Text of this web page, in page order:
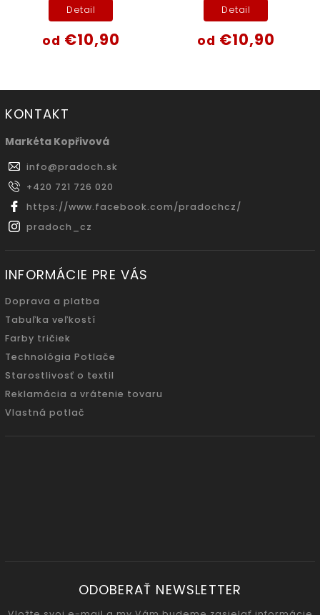
od €10,90
Detail
od €10,90
Detail
KONTAKT
Markéta Kopřivová
info@pradoch.sk
+420 721 726 020
https://www.facebook.com/pradochcz/
pradoch_cz
INFORMÁCIE PRE VÁS
Doprava a platba
Tabuľka veľkostí
Farby tričiek
Technológia Potlače
Starostlivosť o textil
Reklamácia a vrátenie tovaru
Vlastná potlač
ODOBERAŤ NEWSLETTER